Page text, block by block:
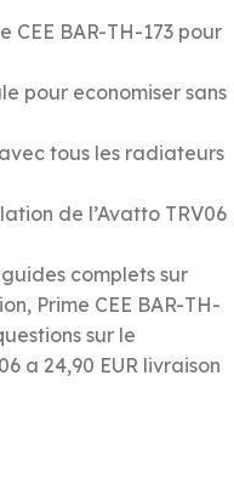
CEE BAR-TH-173 pour
pour economiser sans
tous les radiateurs
de l’Avatto TRV06
complets sur
Prime CEE BAR-TH-
sur le
a 24,90 EUR livraison